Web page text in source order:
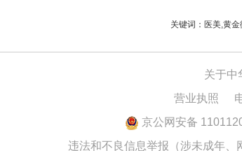
关键词：医美,黄
关于中
营业执照
京公网安备
违法和不良信息举报（涉未成年